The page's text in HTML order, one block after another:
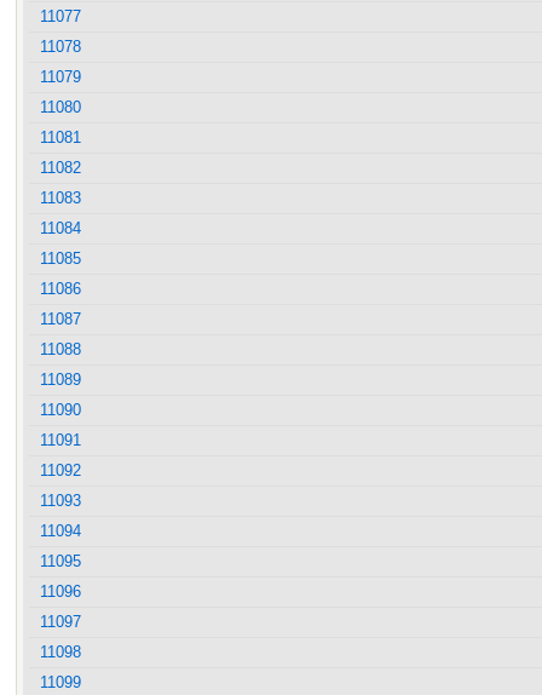
11077
11078
11079
11080
11081
11082
11083
11084
11085
11086
11087
11088
11089
11090
11091
11092
11093
11094
11095
11096
11097
11098
11099